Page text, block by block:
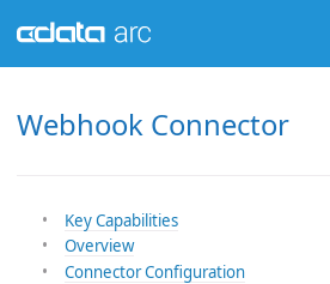
Webhook Connector
Key Capabilities
Overview
Connector Configuration